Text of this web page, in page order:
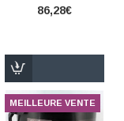
86,28€
MEILLEURE VENTE